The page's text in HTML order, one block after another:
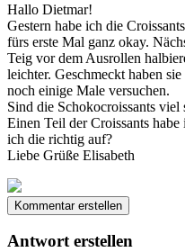
Hallo Dietmar!
Gestern habe ich die
fürs erste Mal ganz okay.
Teig vor dem Ausrollen
leichter. Geschmeckt haben
noch einige Male versuchen.
Sind die Schokocroissants
Einen Teil der Croissants
ich die richtig auf?
Liebe Grüße Elisabeth
Kommentar erstellen
Antwort erstellen